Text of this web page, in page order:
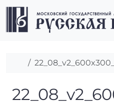
Перейти к содержимому
Перейти к футеру
Главная